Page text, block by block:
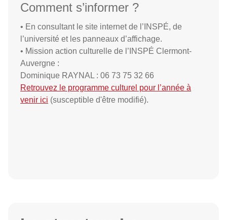
Comment s’informer ?
• En consultant le site internet de l’INSPÉ, de
l’université et les panneaux d’affichage.
• Mission action culturelle de l’INSPÉ Clermont-
Auvergne :
Dominique RAYNAL : 06 73 75 32 66
Retrouvez le programme culturel pour l’année à
venir ici (susceptible d'être modifié).